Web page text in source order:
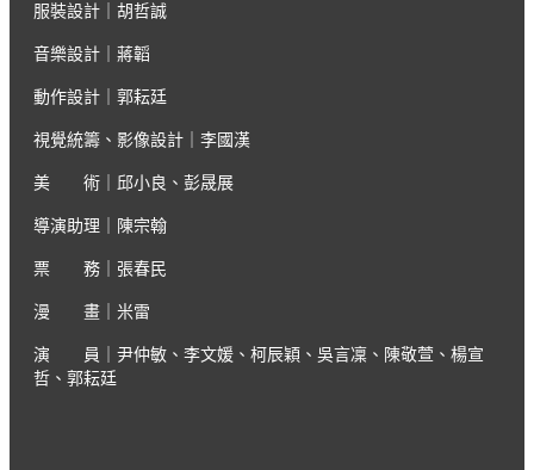
服裝設計｜胡哲誠
音樂設計｜蔣韜
動作設計｜郭耘廷
視覺統籌、影像設計｜李國漢
美 術｜邱小良、彭晟展
導演助理｜陳宗翰
票 務｜張春民
漫 畫｜米雷
演 員｜尹仲敏、李文媛、柯辰穎、吳言凜、陳敬萱、楊宣
哲、郭耘廷